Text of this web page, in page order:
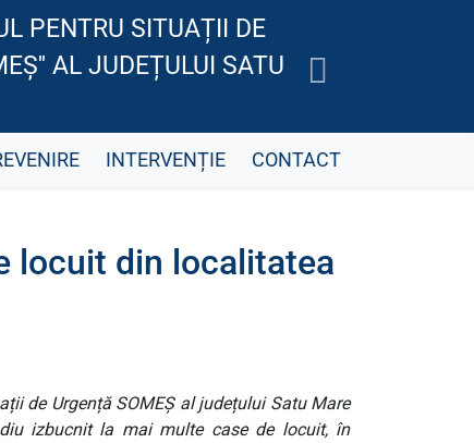
PENTRU SITUAȚII DE
AL JUDEȚULUI SATU
INTERVENȚIE CONTACT
locuit din localitatea
de Urgență SOMEȘ al județului Satu Mare
izbucnit la mai multe case de locuit, în